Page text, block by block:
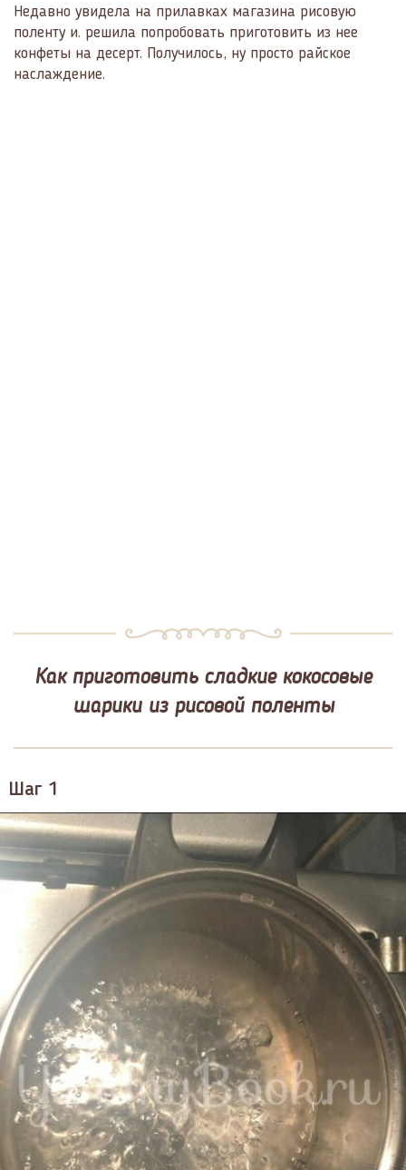
Недавно увидела на прилавках магазина рисовую
поленту и. решила попробовать приготовить из нее
конфеты на десерт. Получилось, ну просто райское
наслаждение.
Как приготовить сладкие кокосовые
шарики из рисовой поленты
Шаг 1